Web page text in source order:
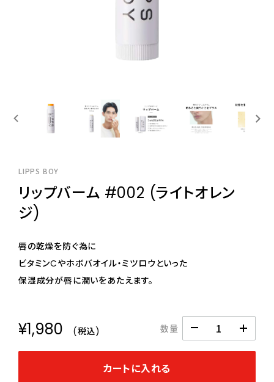
LIPPS BOY
リップバーム #002 (ライトオレン
ジ)
唇の乾燥を防ぐ為に
ビタミンCやホボバオイル・ミツロウといった
保湿成分が唇に潤いをあたえます。
¥1,980 (税込) 数量
カートに入れる